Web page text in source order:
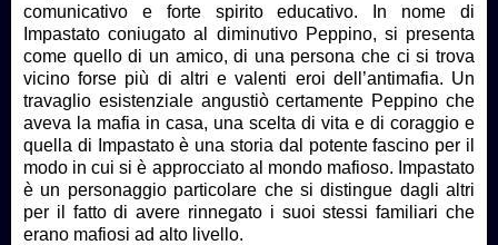
comunicativo e forte spirito educativo. In nome di
Impastato coniugato al diminutivo Peppino, si presenta
come quello di un amico, di una persona che ci si trova
vicino forse più di altri e valenti eroi dell’antimafia. Un
travaglio esistenziale angustiò certamente Peppino che
aveva la mafia in casa, una scelta di vita e di coraggio e
quella di Impastato è una storia dal potente fascino per il
modo in cui si è approcciato al mondo mafioso. Impastato
è un personaggio particolare che si distingue dagli altri
per il fatto di avere rinnegato i suoi stessi familiari che
erano mafiosi ad alto livello.